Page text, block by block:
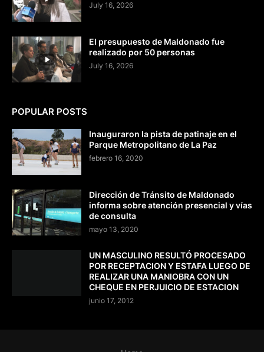
July 16, 2026
El presupuesto de Maldonado fue
realizado por 50 personas
July 16, 2026
POPULAR POSTS
Inauguraron la pista de patinaje en el
Parque Metropolitano de La Paz
febrero 16, 2020
Dirección de Tránsito de Maldonado
informa sobre atención presencial y vías
de consulta
mayo 13, 2020
UN MASCULINO RESULTÓ PROCESADO
POR RECEPTACION Y ESTAFA LUEGO DE
REALIZAR UNA MANIOBRA CON UN
CHEQUE EN PERJUICIO DE ESTACION
junio 17, 2012